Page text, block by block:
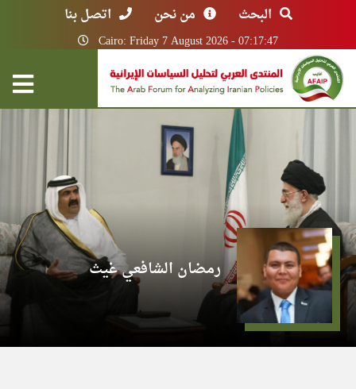
البحث من نحن اتصل بنا
Cairo: Friday 7 August 2026 - 07:17:47
رمضان الشافعي غيث